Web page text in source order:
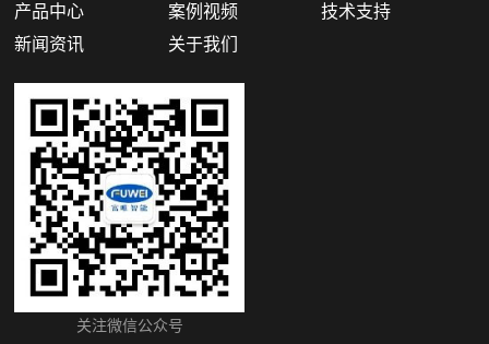
产品中心 案例视频
技术支持
新闻资讯
关于我们
关注微信公众号